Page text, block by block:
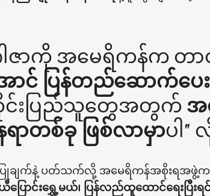
ါဇာကို အမေရိကန်က တာ
ာင် ပြန်တည်ဆောက်ပေး
းပြည်သူတွေအတွက် အ
ရာတစ်ခု ဖြစ်လာမှာပါ"
ချက်နဲ့ ပတ်သက်လို့ အမေရိကန်အစိုးရအဖွဲ့က ပ
ြောင်းရွှေ့မယ်၊ ပြန်လည်ထူထောင်ရေးပြီး